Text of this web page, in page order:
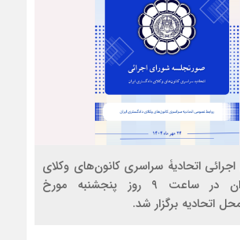
اتحادیۀ سراسری کانون‌های وکلای
دادگستری ایران در ساعت ۹ روز پنجشنبه مورخ